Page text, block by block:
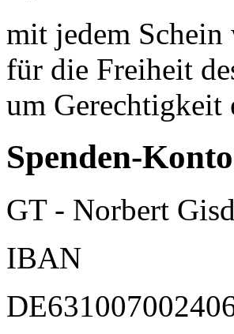
mit jedem Schein
für die Freiheit
um Gerechtigkeit
Spenden-Konto
GT - Norbert
IBAN